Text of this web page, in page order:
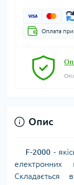
Оплата при
Опис
F-2000 -
електронних
Складається